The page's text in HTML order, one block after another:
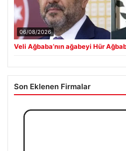
06/08/2026
Veli Ağbaba’nın ağabeyi Hür
Son Eklenen Firmalar